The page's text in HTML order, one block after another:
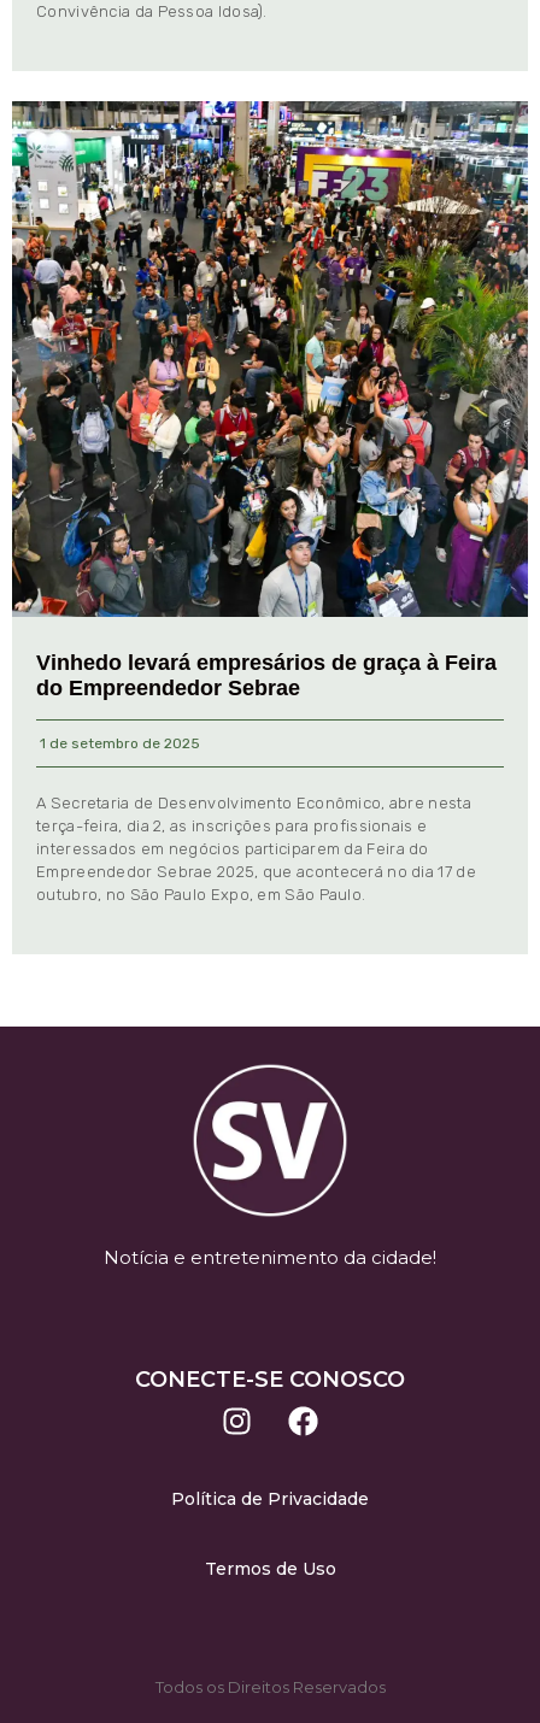
Convivência da Pessoa Idosa).
Vinhedo levará empresários de graça à Feira
do Empreendedor Sebrae
1 de setembro de 2025
A Secretaria de Desenvolvimento Econômico, abre nesta
terça-feira, dia 2, as inscrições para profissionais e
interessados em negócios participarem da Feira do
Empreendedor Sebrae 2025, que acontecerá no dia 17 de
outubro, no São Paulo Expo, em São Paulo.
Notícia e entretenimento da cidade!
CONECTE-SE CONOSCO
Política de Privacidade
Termos de Uso
Todos os Direitos Reservados